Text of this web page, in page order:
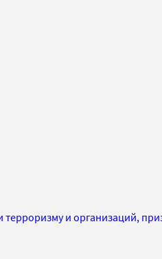
терроризму и организаций,